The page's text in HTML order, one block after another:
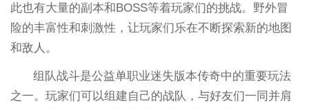
此也有大量的副本和BOSS等着玩家们的挑战。野外冒
险的丰富性和刺激性，让玩家们乐在不断探索新的地图
和敌人。
组队战斗是公益单职业迷失版本传奇中的重要玩法
之一。玩家们可以组建自己的战队，与好友们一同并肩